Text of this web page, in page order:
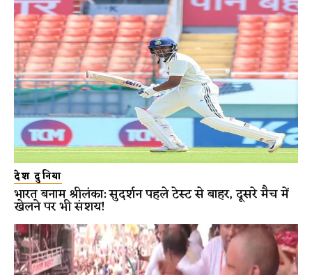
देश दुनिया
भारत बनाम श्रीलंका: सुदर्शन पहले टेस्ट से बाहर, दूसरे मैच में
खेलने पर भी संशय!